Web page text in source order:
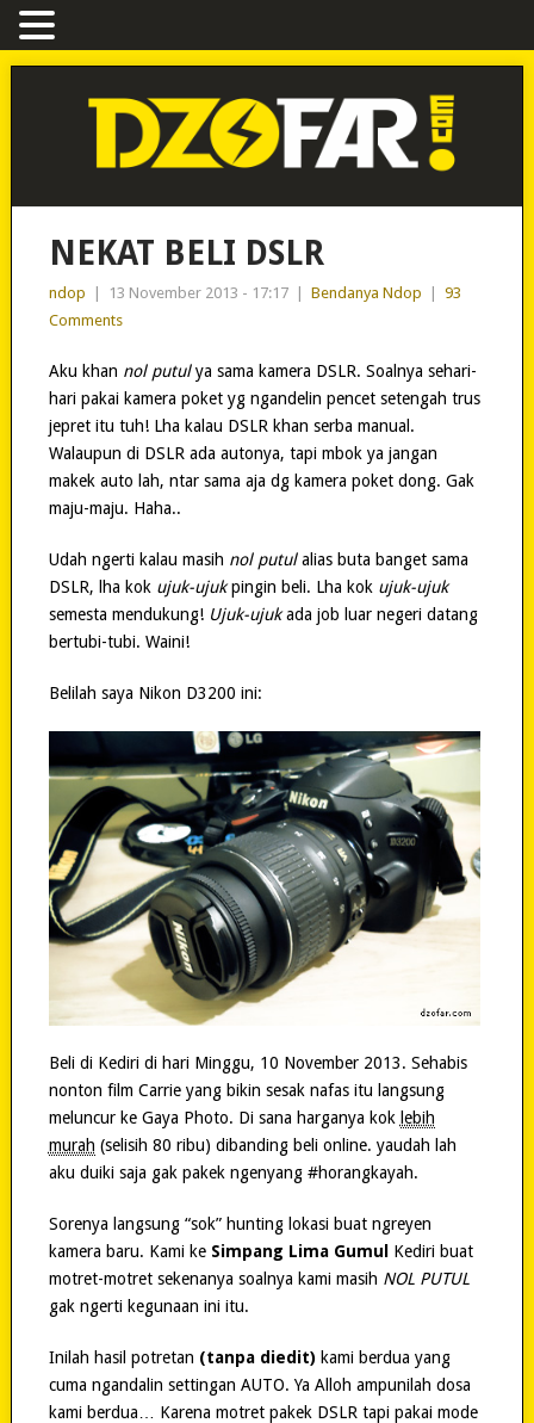
NEKAT BELI DSLR
ndop 13 November 2013 - 17:17 Bendanya Ndop
93
Comments
Aku khan nol putulya sama kamera DSLR. Soalnya sehari-
hari pakai kamera poket yg ngandelin pencet setengah trus
jepret itu tuh! Lha kalau DSLR khan serba manual.
Walaupun di DSLR ada autonya, tapi mbok ya jangan
makek auto lah, ntar sama aja dg kamera poket dong. Gak
maju-maju. Haha..
Udah ngerti kalau masih nol putulalias buta banget sama
DSLR, lha kok ujuk-ujukpingin beli. Lha kok ujuk-ujuk
semesta mendukung! Ujuk-ujukada job luar negeri datang
bertubi-tubi. Waini!
Belilah saya Nikon D3200 ini:
Beli di Kediri di hari Minggu, 10 November 2013. Sehabis
nonton film Carrie yang bikin sesak nafas itu langsung
meluncur ke Gaya Photo. Di sana harganya kok lebih
murah (selisih 80 ribu) dibanding beli online. yaudah lah
aku duiki saja gak pakek ngenyang #horangkayah.
Sorenya langsung “sok” hunting lokasi buat ngreyen
kamera baru. Kami ke Simpang Lima Gumul
Kediri buat
motret-motret sekenanya soalnya kami masih NOL PUTUL
gak ngerti kegunaan ini itu.
Inilah hasil potretan (tanpa diedit) kami berdua yang
cuma ngandalin settingan AUTO. Ya Alloh ampunilah dosa
kami berdua… Karena motret pakek DSLR tapi pakai mode